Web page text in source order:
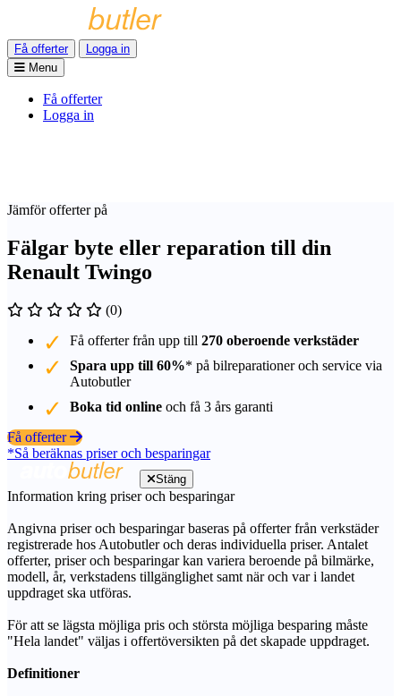
Få offerter
Logga in
Menu
Få offerter
Logga in
Jämför offerter på
Fälgar byte eller reparation till din
Renault Twingo
(0)
Få offerter från upp till 270 oberoende verkstäder
Spara upp till 60%* på bilreparationer och service via
Autobutler
Boka tid online och få 3 års garanti
Få offerter
*Så beräknas priser och besparingar
Stäng
Information kring priser och besparingar
Angivna priser och besparingar baseras på offerter från verkstäder
registrerade hos Autobutler och deras individuella priser. Antalet
offerter, priser och besparingar kan variera beroende på bilmärke,
modell, år, verkstadens tillgänglighet samt när och var i landet
uppdraget ska utföras.
För att se lägsta möjliga pris och största möjliga besparing måste
"Hela landet" väljas i offertöversikten på det skapade uppdraget.
Definitioner